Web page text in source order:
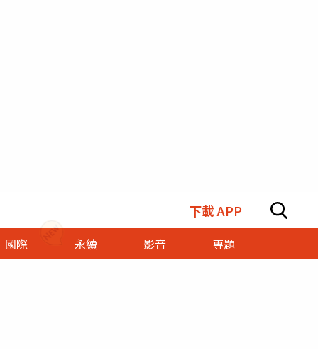
下載 APP
國際 永續 影音 專題